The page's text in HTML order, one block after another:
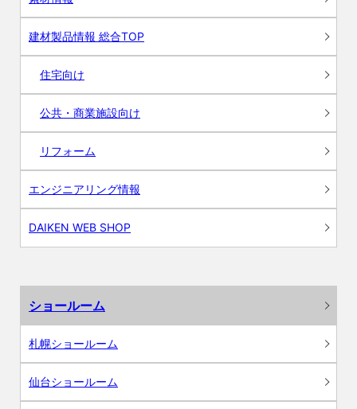
建材製品情報 総合TOP
住宅向け
公共・商業施設向け
リフォーム
エンジニアリング情報
DAIKEN WEB SHOP
ショールーム
札幌ショールーム
仙台ショールーム